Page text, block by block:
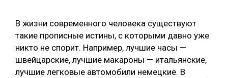
МЕБЕЛЬНОЕ ПРОИЗВОДСТВО
В жизни современного человека существуют
такие прописные истины, с которыми давно уже
никто не спорит. Например, лучшие часы —
швейцарские, лучшие макароны — итальянские,
лучшие легковые автомобили немецкие. В